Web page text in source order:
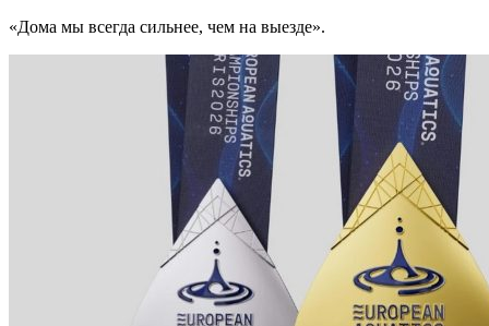
«Дома мы всегда сильнее, чем на выезде».